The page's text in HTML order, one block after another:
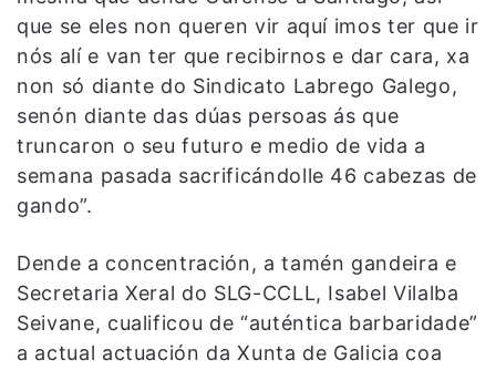
que se eles non queren vir aquí imos ter que ir
nós alí e van ter que recibirnos e dar cara, xa
non só diante do Sindicato Labrego Galego,
senón diante das dúas persoas ás que
truncaron o seu futuro e medio de vida a
semana pasada sacrificándolle 46 cabezas de
gando”.
Dende a concentración, a tamén gandeira e
Secretaria Xeral do SLG-CCLL, Isabel Vilalba
Seivane, cualificou de “auténtica barbaridade”
a actual actuación da Xunta de Galicia coa